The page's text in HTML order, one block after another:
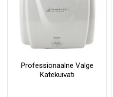
Professionaalne Valge
Kätekuivati